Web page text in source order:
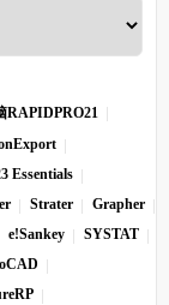
RAPIDPRO21
Essentials
Strater
Grapher
e!Sankey
SYSTAT